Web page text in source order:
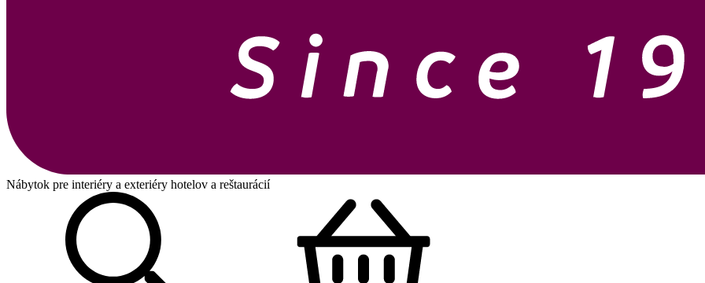
Nábytok pre interiéry a exteriéry hotelov a reštaurácií